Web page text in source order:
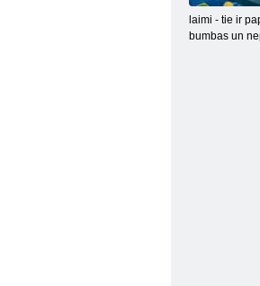
Fireboy
laimi - tie ir
bumbas un